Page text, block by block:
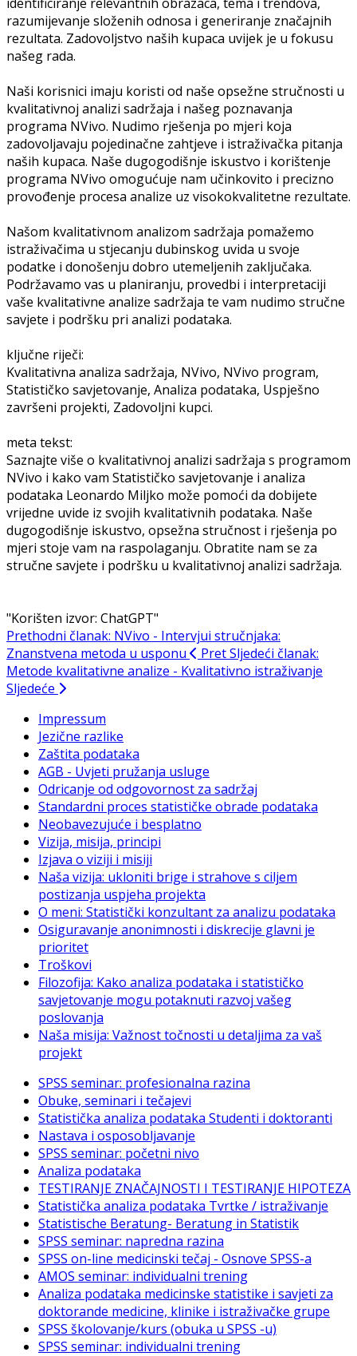
razumijevanje složenih odnosa i generiranje značajnih
rezultata. Zadovoljstvo naših kupaca uvijek je u fokusu
našeg rada.
Naši korisnici imaju koristi od naše opsežne stručnosti u
kvalitativnoj analizi sadržaja i našeg poznavanja
programa NVivo. Nudimo rješenja po mjeri koja
zadovoljavaju pojedinačne zahtjeve i istraživačka pitanja
naših kupaca. Naše dugogodišnje iskustvo i korištenje
programa NVivo omogućuje nam učinkovito i precizno
provođenje procesa analize uz visokokvalitetne rezultate.
Našom kvalitativnom analizom sadržaja pomažemo
istraživačima u stjecanju dubinskog uvida u svoje
podatke i donošenju dobro utemeljenih zaključaka.
Podržavamo vas u planiranju, provedbi i interpretaciji
vaše kvalitativne analize sadržaja te vam nudimo stručne
savjete i podršku pri analizi podataka.
ključne riječi:
Kvalitativna analiza sadržaja, NVivo, NVivo program,
Statističko savjetovanje, Analiza podataka, Uspješno
završeni projekti, Zadovoljni kupci.
meta tekst:
Saznajte više o kvalitativnoj analizi sadržaja s programom
NVivo i kako vam Statističko savjetovanje i analiza
podataka Leonardo Miljko može pomoći da dobijete
vrijedne uvide iz svojih kvalitativnih podataka. Naše
dugogodišnje iskustvo, opsežna stručnost i rješenja po
mjeri stoje vam na raspolaganju. Obratite nam se za
stručne savjete i podršku u kvalitativnoj analizi sadržaja.
"Korišten izvor: ChatGPT"
Prethodni članak: NVivo - Intervjui stručnjaka:
Znanstvena metoda u usponu
PretSljedeći članak:
Metode kvalitativne analize - Kvalitativno istraživanje
Sljedeće
Impressum
Jezične razlike
Zaštita podataka
AGB - Uvjeti pružanja usluge
Odricanje od odgovornost za sadržaj
Standardni proces statističke obrade podataka
Neobavezujuće i besplatno
Vizija, misija, principi
Izjava o viziji i misiji
Naša vizija: ukloniti brige i strahove s ciljem
postizanja uspjeha projekta
O meni: Statistički konzultant za analizu podataka
Osiguravanje anonimnosti i diskrecije glavni je
prioritet
Troškovi
Filozofija: Kako analiza podataka i statističko
savjetovanje mogu potaknuti razvoj vašeg
poslovanja
Naša misija: Važnost točnosti u detaljima za vaš
projekt
SPSS seminar: profesionalna razina
Obuke, seminari i tečajevi
Statistička analiza podataka Studenti i doktoranti
Nastava i osposobljavanje
SPSS seminar: početni nivo
Analiza podataka
TESTIRANJE ZNAČAJNOSTI I TESTIRANJE HIPOTEZA
Statistička analiza podataka Tvrtke / istraživanje
Statistische Beratung- Beratung in Statistik
SPSS seminar: napredna razina
SPSS on-line medicinski tečaj - Osnove SPSS-a
AMOS seminar: individualni trening
Analiza podataka medicinske statistike i savjeti za
doktorande medicine, klinike i istraživačke grupe
SPSS školovanje/kurs (obuka u SPSS -u)
SPSS seminar: individualni trening